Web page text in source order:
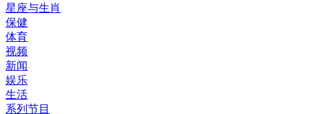
星座与生肖
保健
体育
视频
新闻
娱乐
生活
系列节目